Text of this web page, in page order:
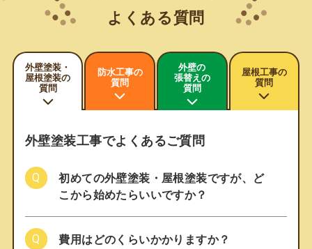
よくある質問
外壁塗装・
屋根塗装の
質問
防水工事の
質問
外壁の
張替えの
質問
屋根工事の
質問
外壁塗装工事でよくあるご質問
初めての外壁塗装・屋根塗装ですが、ど
こから始めたらいいですか？
費用はどのくらいかかりますか？